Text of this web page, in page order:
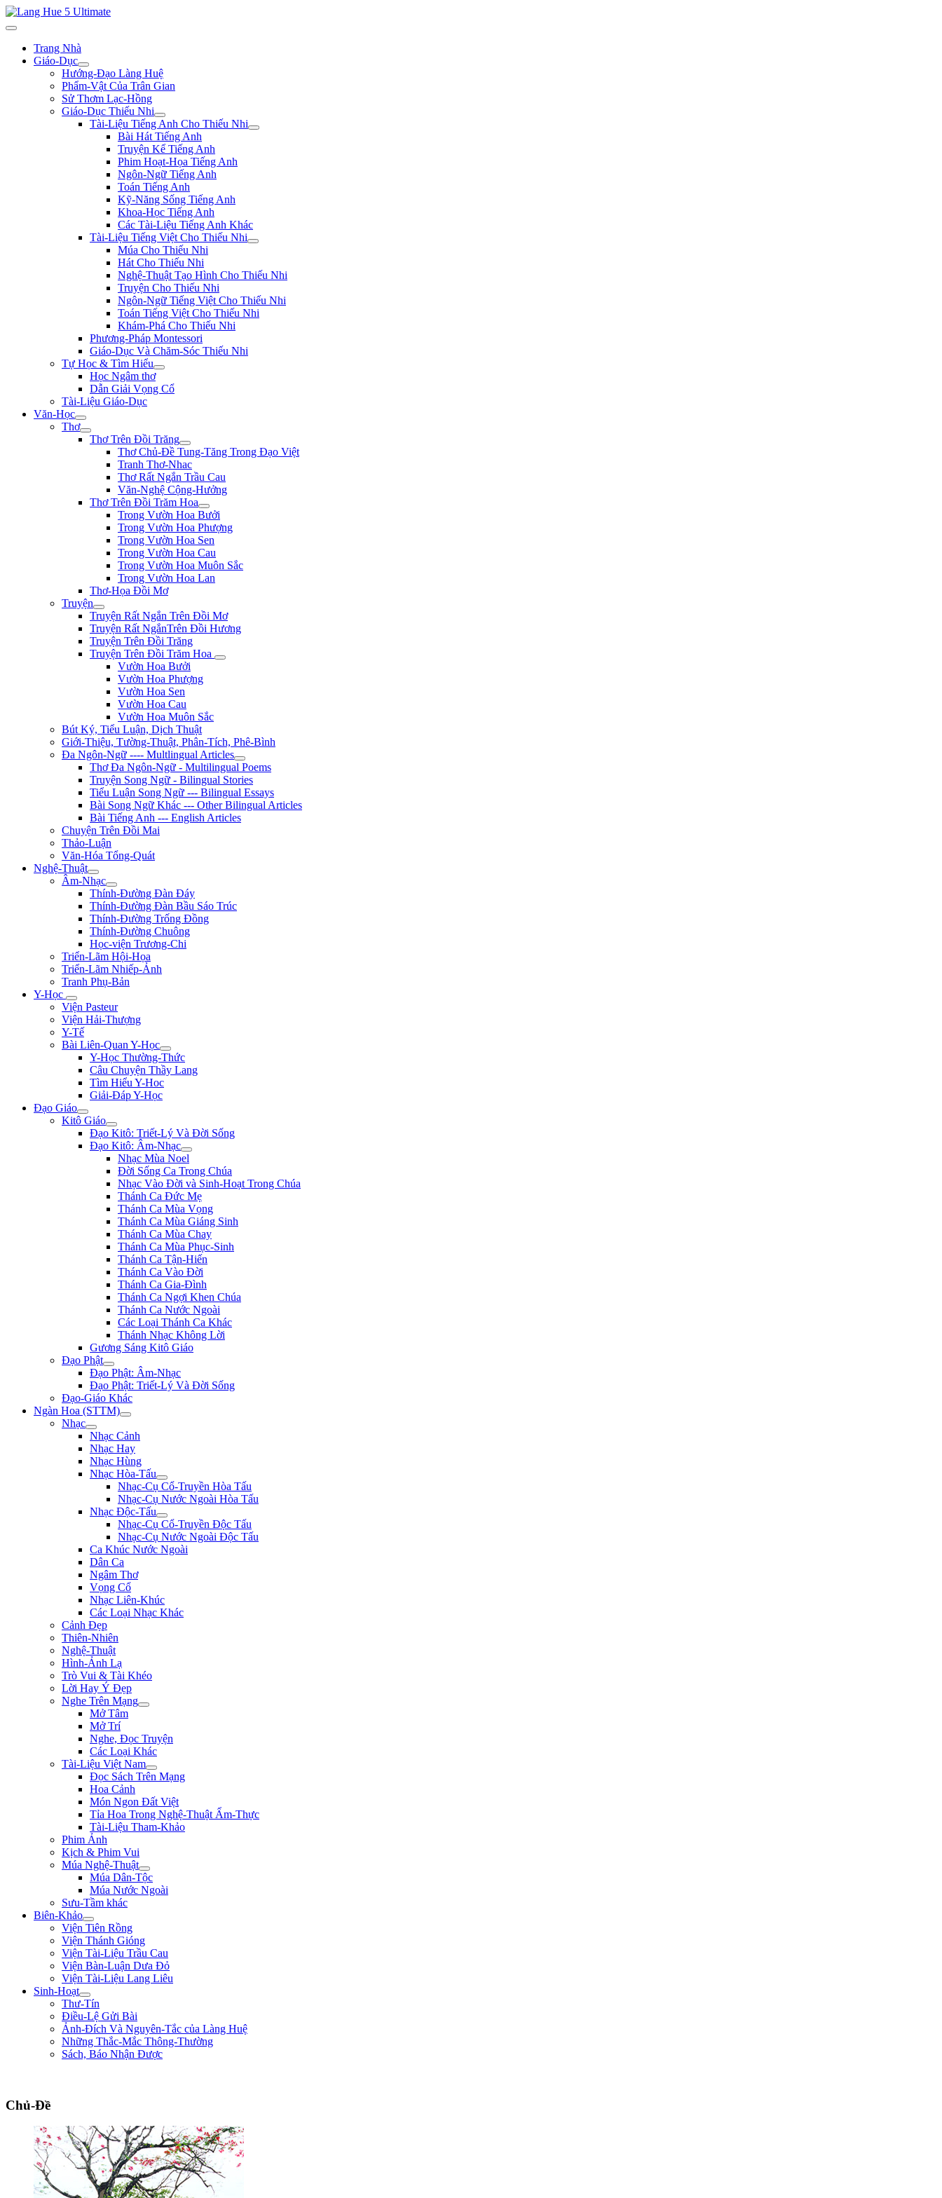
Trang Nhà
Giáo-Dục
Hướng-Đạo Làng Huệ
Phẩm-Vật Của Trân Gian
Sử Thơm Lạc-Hồng
Giáo-Dục Thiếu Nhi
Tài-Liệu Tiếng Anh Cho Thiếu Nhi
Bài Hát Tiếng Anh
Truyện Kể Tiếng Anh
Phim Hoạt-Họa Tiếng Anh
Ngôn-Ngữ Tiếng Anh
Toán Tiếng Anh
Kỹ-Năng Sống Tiếng Anh
Khoa-Học Tiếng Anh
Các Tài-Liệu Tiếng Anh Khác
Tài-Liệu Tiếng Việt Cho Thiếu Nhi
Múa Cho Thiếu Nhi
Hát Cho Thiếu Nhi
Nghệ-Thuật Tạo Hình Cho Thiếu Nhi
Truyện Cho Thiếu Nhi
Ngôn-Ngữ Tiếng Việt Cho Thiếu Nhi
Toán Tiếng Việt Cho Thiếu Nhi
Khám-Phá Cho Thiếu Nhi
Phương-Pháp Montessori
Giáo-Dục Và Chăm-Sóc Thiếu Nhi
Tự Học & Tìm Hiểu
Học Ngâm thơ
Dẫn Giải Vọng Cổ
Tài-Liệu Giáo-Dục
Văn-Học
Thơ
Thơ Trên Đồi Trăng
Thơ Chủ-Đề Tung-Tăng Trong Đạo Việt
Tranh Thơ-Nhac
Thơ Rất Ngắn Trầu Cau
Văn-Nghệ Cộng-Hưởng
Thơ Trên Đồi Trăm Hoa
Trong Vườn Hoa Bưởi
Trong Vườn Hoa Phượng
Trong Vườn Hoa Sen
Trong Vườn Hoa Cau
Trong Vườn Hoa Muôn Sắc
Trong Vườn Hoa Lan
Thơ-Họa Đồi Mơ
Truyện
Truyện Rất Ngắn Trên Đồi Mơ
Truyện Rất NgắnTrên Đồi Hương
Truyện Trên Đồi Trăng
Truyện Trên Đồi Trăm Hoa
Vườn Hoa Bưởi
Vườn Hoa Phượng
Vườn Hoa Sen
Vườn Hoa Cau
Vườn Hoa Muôn Sắc
Bút Ký, Tiểu Luận, Dịch Thuật
Giới-Thiệu, Tường-Thuật, Phân-Tích, Phê-Bình
Đa Ngôn-Ngữ ---- Multlingual Articles
Thơ Đa Ngôn-Ngữ - Multilingual Poems
Truyện Song Ngữ - Bilingual Stories
Tiểu Luận Song Ngữ --- Bilingual Essays
Bài Song Ngữ Khác --- Other Bilingual Articles
Bài Tiếng Anh --- English Articles
Chuyện Trên Đồi Mai
Thảo-Luận
Văn-Hóa Tổng-Quát
Nghệ-Thuật
Âm-Nhạc
Thính-Đường Đàn Đáy
Thính-Đường Đàn Bầu Sáo Trúc
Thính-Đường Trống Đồng
Thính-Đường Chuông
Học-viện Trương-Chi
Triển-Lãm Hội-Họa
Triển-Lãm Nhiếp-Ảnh
Tranh Phụ-Bản
Y-Học
Viện Pasteur
Viện Hải-Thượng
Y-Tế
Bài Liên-Quan Y-Học
Y-Học Thường-Thức
Câu Chuyện Thầy Lang
Tìm Hiểu Y-Hoc
Giải-Đáp Y-Học
Đạo Giáo
Kitô Giáo
Đạo Kitô: Triết-Lý Và Đời Sống
Đạo Kitô: Âm-Nhạc
Nhạc Mùa Noel
Đời Sống Ca Trong Chúa
Nhạc Vào Đời và Sinh-Hoạt Trong Chúa
Thánh Ca Đức Mẹ
Thánh Ca Mùa Vọng
Thánh Ca Mùa Giáng Sinh
Thánh Ca Mùa Chay
Thánh Ca Mùa Phục-Sinh
Thánh Ca Tận-Hiến
Thánh Ca Vào Đời
Thánh Ca Gia-Đình
Thánh Ca Ngợi Khen Chúa
Thánh Ca Nước Ngoài
Các Loại Thánh Ca Khác
Thánh Nhạc Không Lời
Gương Sáng Kitô Giáo
Đạo Phật
Đạo Phật: Âm-Nhạc
Đạo Phật: Triết-Lý Và Đời Sống
Đạo-Giáo Khác
Ngàn Hoa (STTM)
Nhạc
Nhạc Cảnh
Nhạc Hay
Nhạc Hùng
Nhạc Hòa-Tấu
Nhạc-Cụ Cổ-Truyền Hòa Tấu
Nhạc-Cụ Nước Ngoài Hòa Tấu
Nhạc Độc-Tấu
Nhạc-Cụ Cổ-Truyền Độc Tấu
Nhạc-Cụ Nước Ngoài Độc Tấu
Ca Khúc Nước Ngoài
Dân Ca
Ngâm Thơ
Vọng Cổ
Nhạc Liên-Khúc
Các Loại Nhạc Khác
Cảnh Đẹp
Thiên-Nhiên
Nghệ-Thuật
Hình-Ảnh Lạ
Trò Vui & Tài Khéo
Lời Hay Ý Đẹp
Nghe Trên Mạng
Mở Tâm
Mở Trí
Nghe, Đọc Truyện
Các Loại Khác
Tài-Liệu Việt Nam
Đọc Sách Trên Mạng
Hoa Cảnh
Món Ngon Đất Việt
Tỉa Hoa Trong Nghệ-Thuật Ẩm-Thực
Tài-Liệu Tham-Khảo
Phim Ảnh
Kịch & Phim Vui
Múa Nghệ-Thuật
Múa Dân-Tộc
Múa Nước Ngoài
Sưu-Tầm khác
Biên-Khảo
Viện Tiên Rồng
Viện Thánh Gióng
Viện Tài-Liệu Trầu Cau
Viện Bàn-Luận Dưa Đỏ
Viện Tài-Liệu Lang Liêu
Sinh-Hoạt
Thư-Tín
Điều-Lệ Gửi Bài
Ảnh-Đích Và Nguyên-Tắc của Làng Huệ
Những Thắc-Mắc Thông-Thường
Sách, Báo Nhận Được
Chủ-Đề